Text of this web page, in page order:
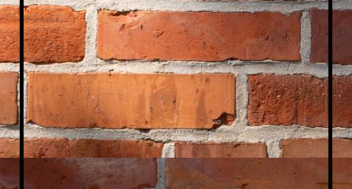
Comuter uns handycafe´